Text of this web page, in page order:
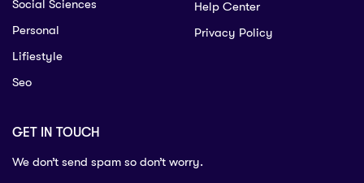
Social Sciences
Personal
Lifiestyle
Seo
Help Center
Privacy Policy
GET IN TOUCH
We don’t send spam so don’t worry.